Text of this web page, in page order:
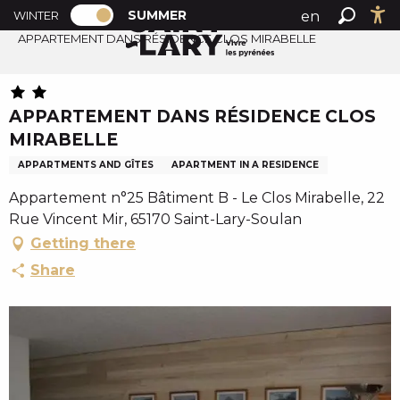
A
l
r
a
u
c
n
t
e
n
PAGE D’ACCUEIL ACTUELLE ÉTÉ : PASSER EN MODE
WINTER PAGE D’ACCUEIL ACTUELLE ÉTÉ :
SUMMER
en
Search
Summer home
APPARTEMENT DANS RÉSIDENCE CLOS MIRABELLE
APPARTEMENT DANS RÉSIDENCE CLOS
MIRABELLE
APPARTMENTS AND GÎTES APARTMENT IN A RESIDENCE
Appartement n°25 Bâtiment B - Le Clos Mirabelle, 22
Rue Vincent Mir, 65170 Saint-Lary-Soulan
Getting there
Share